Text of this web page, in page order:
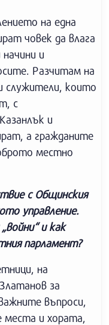
на една
човек да влага
и
Разчитам на
служители, които
с
и
а гражданите
местно
с Общинския
управление.
и как
парламент?
на
за
въпроси,
места и хората,